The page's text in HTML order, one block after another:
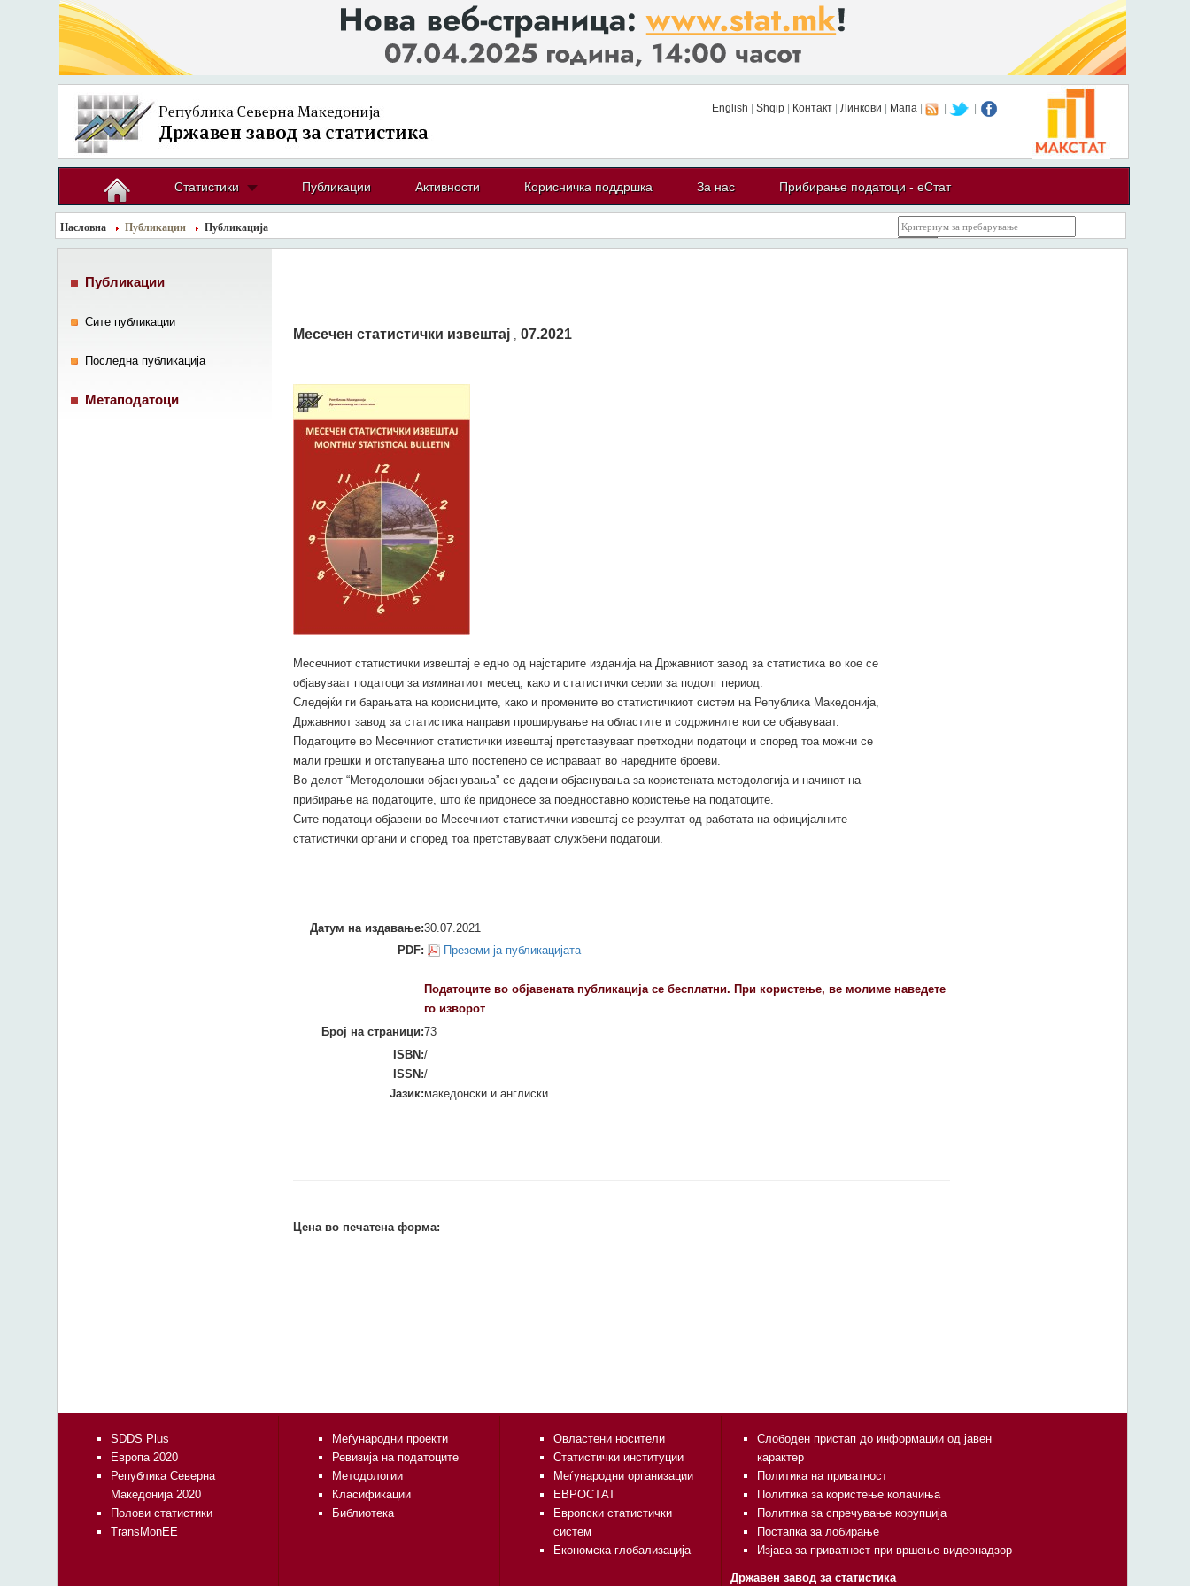
English Shqip| Контакт| Линкови Мапа| | |
Статистики Публикации Активности Корисничка поддршка За нас Прибирање податоци - еСтат
Насловна Публикации Публикација
Месечен статистички извештај , 07.2021
Месечниот статистички извештај е едно од најстарите изданија на Државниот завод за статистика во кое се
објавуваат податоци за изминатиот месец, како и статистички серии за подолг период.
Следејќи ги барањата на корисниците, како и промените во статистичкиот систем на Република Македонија,
Државниот завод за статистика направи проширување на областите и содржините кои се објавуваат.
Податоците во Месечниот статистички извештај претставуваат претходни податоци и според тоа можни се
мали грешки и отстапувања што постепено се исправаат во наредните броеви.
Во делот “Методолошки објаснувања” се дадени објаснувања за користената методологија и начинот на
прибирање на податоците, што ќе придонесе за поедноставно користење на податоците.
Сите податоци објавени во Месечниот статистички извештај се резултат од работата на официјалните
статистички органи и според тоа претставуваат службени податоци.
Датум на издавање:30.07.2021
PDF:
Преземи ја публикацијата
Податоците во објавенaтa публикација се бесплатни. При користење, ве молиме наведете
го изворот
Број на страници:73
ISBN:/
ISSN:/
Јазик:македонски и англиски
Цена во печатена форма:
Публикации
Сите публикации
Последна публикација
Метаподатоци
SDDS Plus
Европа 2020
Република Северна
Македонија 2020
Полови статистики
TransMonEE
Меѓународни проекти
Ревизија на податоците
Методологии
Класификации
Библиотека
Овластени носители
Статистички институции
Меѓународни организации
ЕВРОСТАТ
Европски статистички
систем
Економска глобализација
Слободен пристап до информации од јавен
карактер
Политика на приватност
Политика за користење колачиња
Политика за спречување корупција
Постапка за лобирање
Изјава за приватност при вршење видеонадзор
Државен завод за статистика